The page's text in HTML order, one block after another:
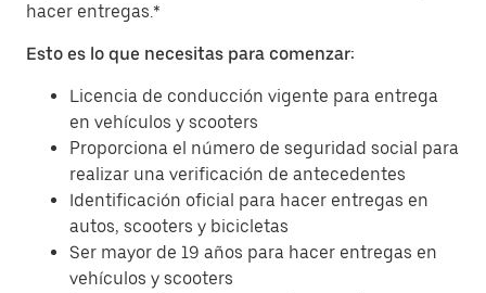
hacer entregas.*
Esto es lo que necesitas para comenzar:
Licencia de conducción vigente para entrega
en vehículos y scooters
Proporciona el número de seguridad social para
realizar una verificación de antecedentes
Identificación oficial para hacer entregas en
autos, scooters y bicicletas
Ser mayor de 19 años para hacer entregas en
vehículos y scooters